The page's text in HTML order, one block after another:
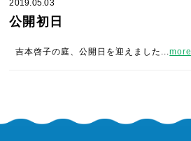
2019.05.03
公開初日
吉本啓子の庭、公開日を迎えました...more